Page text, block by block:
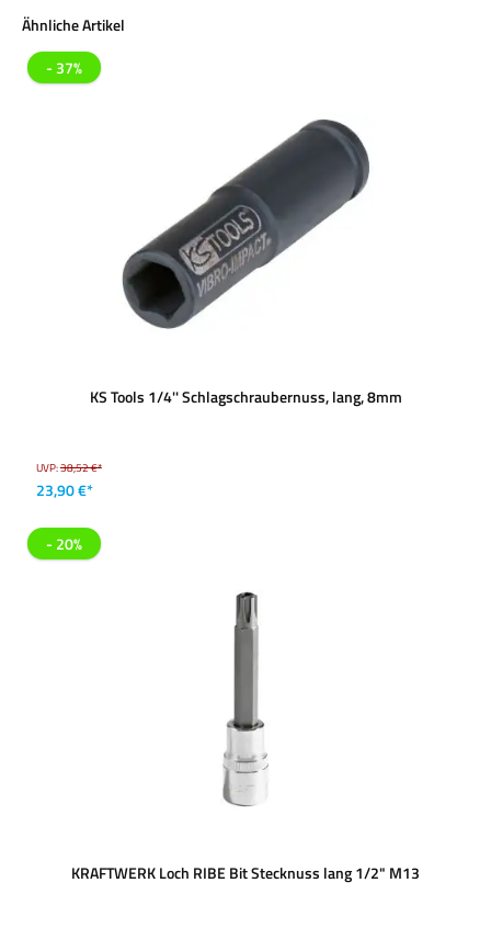
Produktgalerie überspringen
Ähnliche Artikel
- 37%
KS Tools 1/4'' Schlagschraubernuss, lang, 8mm
UVP:38,52 €*
23,90 €*
- 20%
KRAFTWERK Loch RIBE Bit Stecknuss lang 1/2" M13